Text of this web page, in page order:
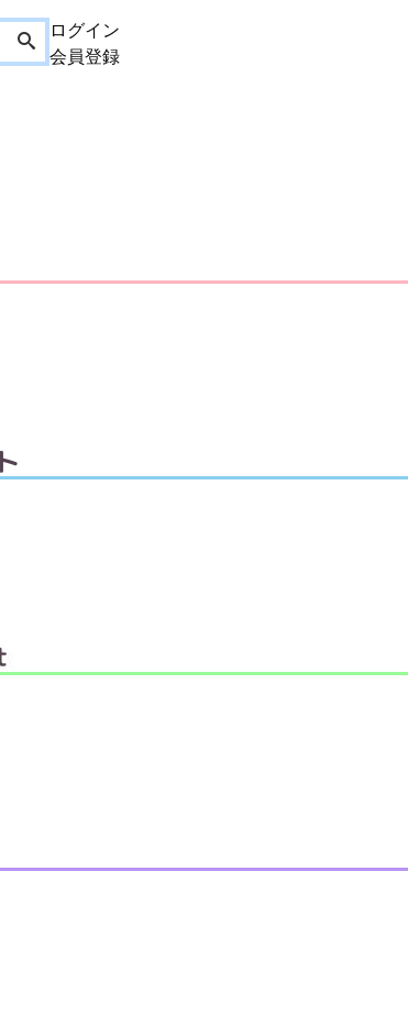
ログイン
会員登録